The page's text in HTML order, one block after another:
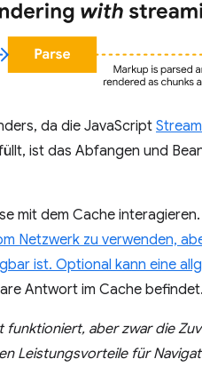
da die JavaScript
ist das Abfangen und
mit dem Cache
Netzwerk zu verwenden,
ist. Optional kann eine
Antwort im Cache
aber zwar die
Leistungsvorteile für